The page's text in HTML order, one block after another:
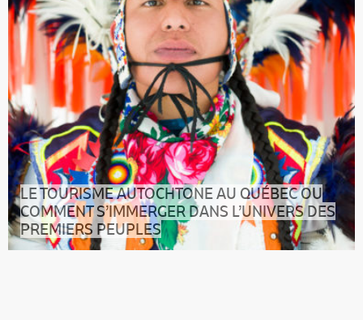
LE TOURISME AUTOCHTONE AU QUÉBEC OU
COMMENT S’IMMERGER DANS L’UNIVERS DES
PREMIERS PEUPLES